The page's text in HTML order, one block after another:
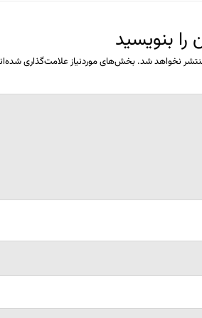
را بنویسید
نخواهد شد. بخش‌های موردنیاز علامت‌گذاری